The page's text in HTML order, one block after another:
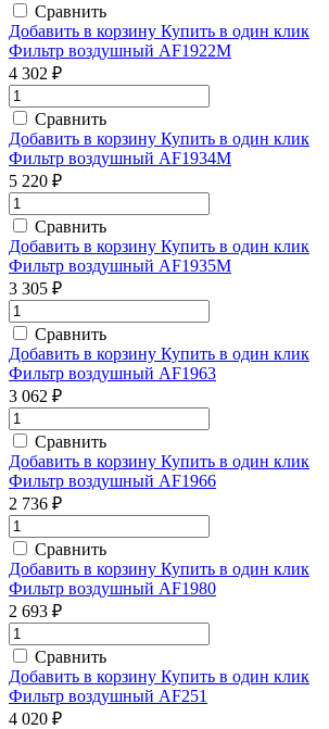
Сравнить
Добавить в корзину Купить в один клик
Фильтр воздушный AF1922M
4 302 ₽
Сравнить
Добавить в корзину Купить в один клик
Фильтр воздушный AF1934M
5 220 ₽
Сравнить
Добавить в корзину Купить в один клик
Фильтр воздушный AF1935M
3 305 ₽
Сравнить
Добавить в корзину Купить в один клик
Фильтр воздушный AF1963
3 062 ₽
Сравнить
Добавить в корзину Купить в один клик
Фильтр воздушный AF1966
2 736 ₽
Сравнить
Добавить в корзину Купить в один клик
Фильтр воздушный AF1980
2 693 ₽
Сравнить
Добавить в корзину Купить в один клик
Фильтр воздушный AF251
4 020 ₽